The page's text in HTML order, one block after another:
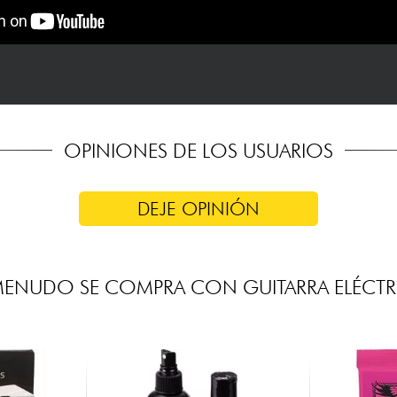
OPINIONES DE LOS USUARIOS
DEJE OPINIÓN
SE COMPRA CON GUITARRA